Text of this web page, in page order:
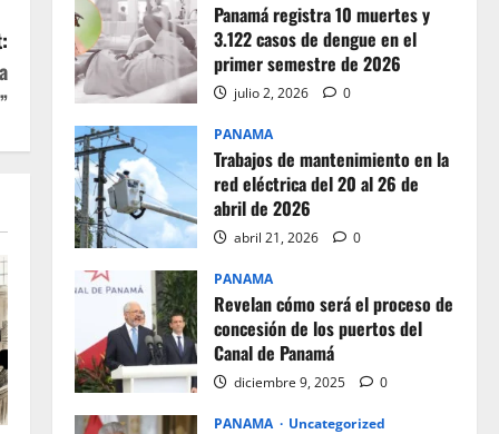
Panamá registra 10 muertes y
3.122 casos de dengue en el
primer semestre de 2026
julio 2, 2026 0
PANAMA
Trabajos de mantenimiento en la
red eléctrica del 20 al 26 de
abril de 2026
abril 21, 2026 0
PANAMA
Revelan cómo será el proceso de
concesión de los puertos del
Canal de Panamá
diciembre 9, 2025 0
PANAMA Uncategorized